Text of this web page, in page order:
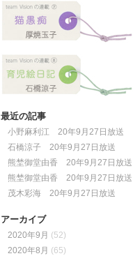
最近の記事
小野麻利江 20年9月27日放送
石橋涼子 20年9月27日放送
熊埜御堂由香 20年9月27日放送
熊埜御堂由香 20年9月27日放送
茂木彩海 20年9月27日放送
アーカイブ
2020年9月 (52)
2020年8月 (65)